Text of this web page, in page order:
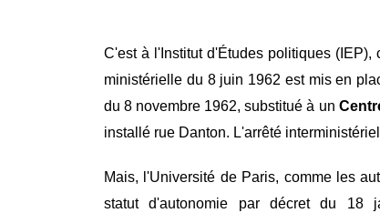
Texte
C'est à l'Institut d'Études politiques
ministérielle du 8 juin 1962 est mis en
du 8 novembre 1962, substitué à un
installé rue Danton. L'arrêté
Mais, l'Université de Paris, comme les
statut d'autonomie par décret du 18